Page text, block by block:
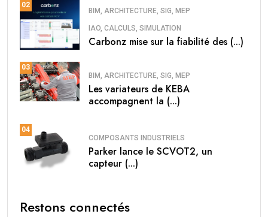
02
BIM, ARCHITECTURE, SIG, MEP
IAO, CALCULS, SIMULATION
Carbonz mise sur la fiabilité des (...)
03
BIM, ARCHITECTURE, SIG, MEP
Les variateurs de KEBA
accompagnent la (...)
04
COMPOSANTS INDUSTRIELS
Parker lance le SCVOT2, un
capteur (...)
Restons connectés